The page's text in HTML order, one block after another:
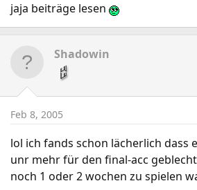
jaja beiträge lesen
Shadowin
Feb 8, 2005
lol ich fands schon lächerlich dass
unr mehr für den final-acc
noch 1 oder 2 wochen zu spielen